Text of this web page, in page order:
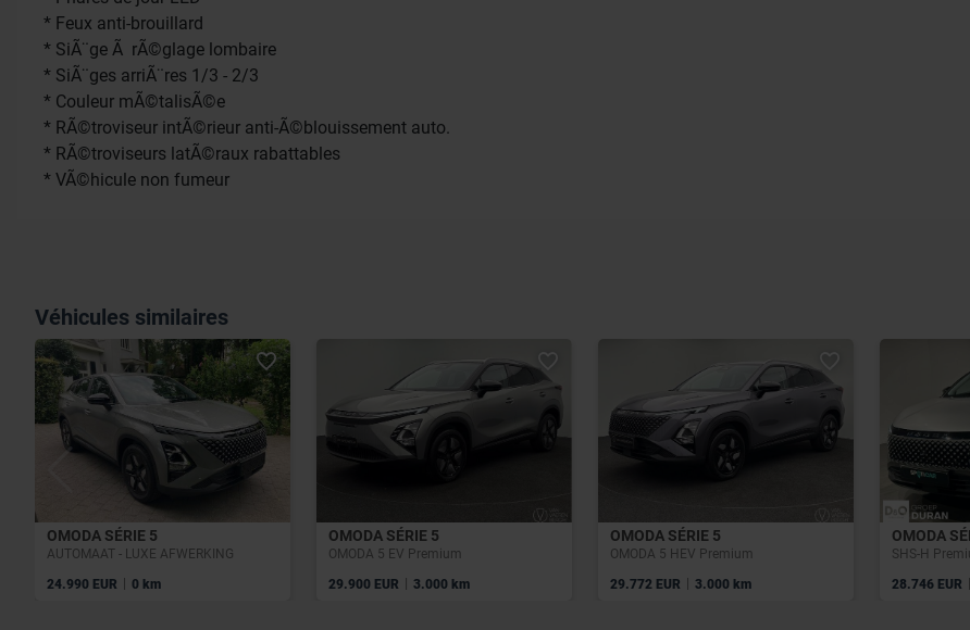
* Feux anti-brouillard
* SiÃ¨ge Ã rÃ©glage lombaire
* SiÃ¨ges arriÃ¨res 1/3 - 2/3
* Couleur mÃ©talisÃ©e
* RÃ©troviseur intÃ©rieur anti-Ã©blouissement auto.
* RÃ©troviseurs latÃ©raux rabattables
* VÃ©hicule non fumeur
Véhicules similaires
OMODA SÉRIE 5
AUTOMAAT - LUXE AFWERKING
24.990 EUR | 0 km
OMODA SÉRIE 5
OMODA 5 EV Premium
29.900 EUR | 3.000 km
OMODA SÉRIE 5
OMODA 5 HEV Premium
29.772 EUR | 3.000 km
OMODA
SHS-H
28.746 EUR |